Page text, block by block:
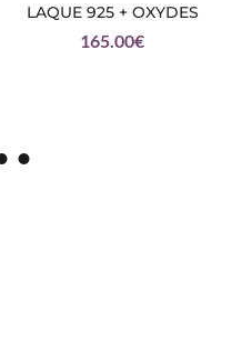
LAQUE 925 + OXYDES
165.00€